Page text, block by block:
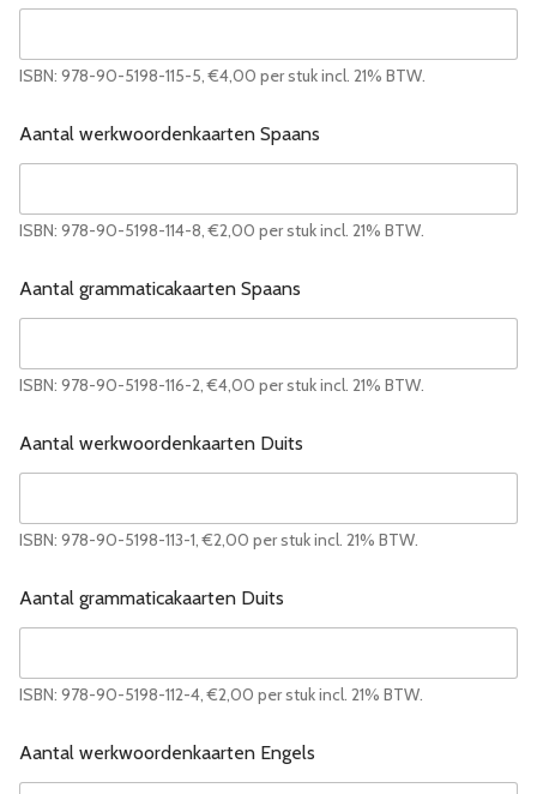
ISBN: 978-90-5198-115-5, €4,00 per stuk incl. 21% BTW.
Aantal werkwoordenkaarten Spaans
ISBN: 978-90-5198-114-8, €2,00 per stuk incl. 21% BTW.
Aantal grammaticakaarten Spaans
ISBN: 978-90-5198-116-2, €4,00 per stuk incl. 21% BTW.
Aantal werkwoordenkaarten Duits
ISBN: 978-90-5198-113-1, €2,00 per stuk incl. 21% BTW.
Aantal grammaticakaarten Duits
ISBN: 978-90-5198-112-4, €2,00 per stuk incl. 21% BTW.
Aantal werkwoordenkaarten Engels